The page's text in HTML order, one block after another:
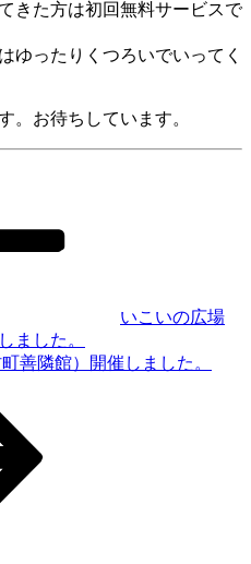
きた方は初回無料サービスで
ゆったりくつろいでいってく
。お待ちしています。
いこいの広場
ました。
善隣館）開催しました。